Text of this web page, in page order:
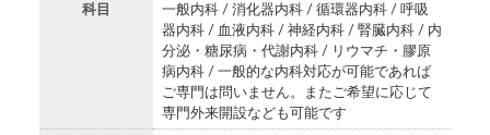
科目
一般内科 / 消化器内科 / 循環器内科 / 呼吸
器内科 / 血液内科 / 神経内科 / 腎臓内科 / 内
分泌・糖尿病・代謝内科 / リウマチ・膠原
病内科 / 一般的な内科対応が可能であれば
ご専門は問いません。またご希望に応じて
専門外来開設なども可能です